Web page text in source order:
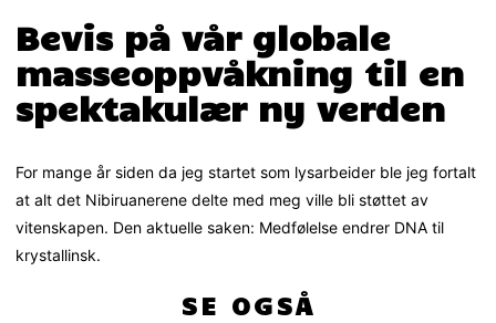
Bevis på vår globale
masseoppvåkning til en
spektakulær ny verden
For mange år siden da jeg startet som lysarbeider ble jeg fortalt
at alt det Nibiruanerene delte med meg ville bli støttet av
vitenskapen. Den aktuelle saken: Medfølelse endrer DNA til
krystallinsk.
SE OGSÅ